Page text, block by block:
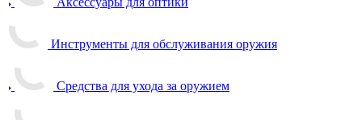
Инструменты для обслуживания оружия
Средства для ухода за оружием